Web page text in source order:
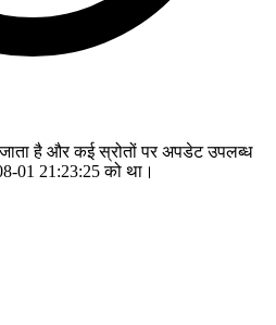
है और कई स्रोतों पर अपडेट उपलब्ध
01 21:23:25 को था।